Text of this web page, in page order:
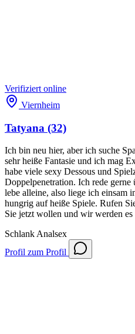
Verifiziert online
Viernheim
Tatyana (32)
Ich bin neu hier, aber ich suche
sehr heiße Fantasie und ich mag
habe viele sexy Dessous und
Doppelpenetration. Ich rede gerne
lebe alleine, also liege ich einsam
hungrig auf heiße Spiele. Rufen
Sie jetzt wollen und wir werden es
Schlank Analsex
Profil zum Profil